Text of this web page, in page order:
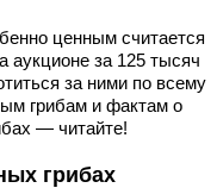
ценным считается
за 125 тысяч
за ними по всему
грибам и фактам о
— читайте!
грибах